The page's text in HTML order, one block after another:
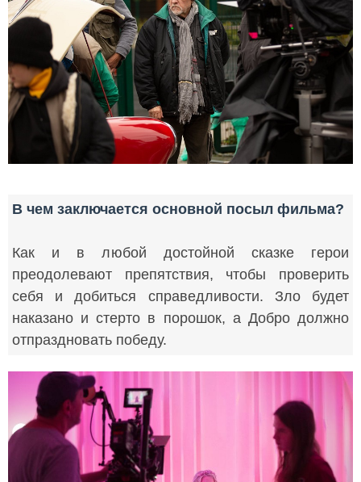
В чем заключается основной посыл фильма?
Как и в любой достойной сказке герои
преодолевают препятствия, чтобы проверить
себя и добиться справедливости. Зло будет
наказано и стерто в порошок, а Добро должно
отпраздновать победу.